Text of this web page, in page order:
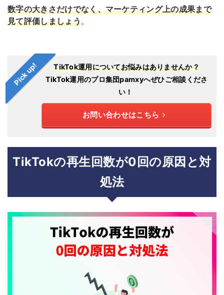
数字の大きさだけでなく、マーケティング上の成果まで
見て評価しましょう。
Pick up!
TikTok運用についてお悩みはありませんか？
TikTok運用のプロ集団pamxyへぜひご相談くださ
い！
お問い合わせはこちら
TikTokの再生回数が0回の原因と対
処法